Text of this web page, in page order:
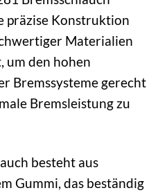
präzise Konstruktion
Materialien
um den hohen
Bremssysteme gerecht
Bremsleistung zu
besteht aus
Gummi, das beständig